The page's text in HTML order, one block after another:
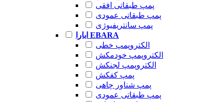
پمپ طبقاتی افقی
پمپ طبقاتی عمودی
پمپ سانتریفیوژی
ابارا EBARA
الکتروپمپ خطی
الکتروپمپ خودمکش
الکتروپمپ لجنکش
پمپ کفکش
پمپ شناور چاهی
پمپ طبقاتی عمودی